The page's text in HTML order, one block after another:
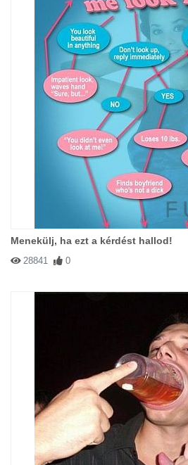
Menekülj, ha ezt a kérdést hallod!
28841 0